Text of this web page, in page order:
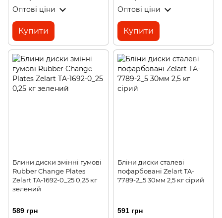
Оптові ціни
Купити
Оптові ціни
Купити
Блини диски змінні гумові
Rubber Change Plates
Zelart TA-1692-0_25 0,25 кг
зелений
589 грн
Бліни диски сталеві
пофарбовані Zelart TA-
7789-2_5 30мм 2,5 кг сірий
591 грн